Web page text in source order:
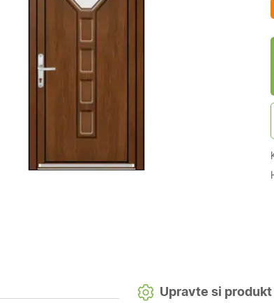
Upravte si produkt